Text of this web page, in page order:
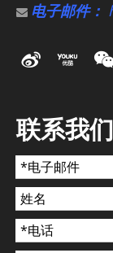
 电子邮件：
联系我们